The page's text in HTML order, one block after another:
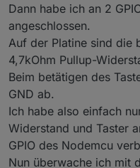
Dann habe ich an 2
angeschlossen.
Auf der Platine sind die
4,7kOhm Pullup-
Beim betätigen des
GND ab.
Ich habe also einfach
Widerstand und Taster
GPIO des Nodemcu
Nun überwache ich mit